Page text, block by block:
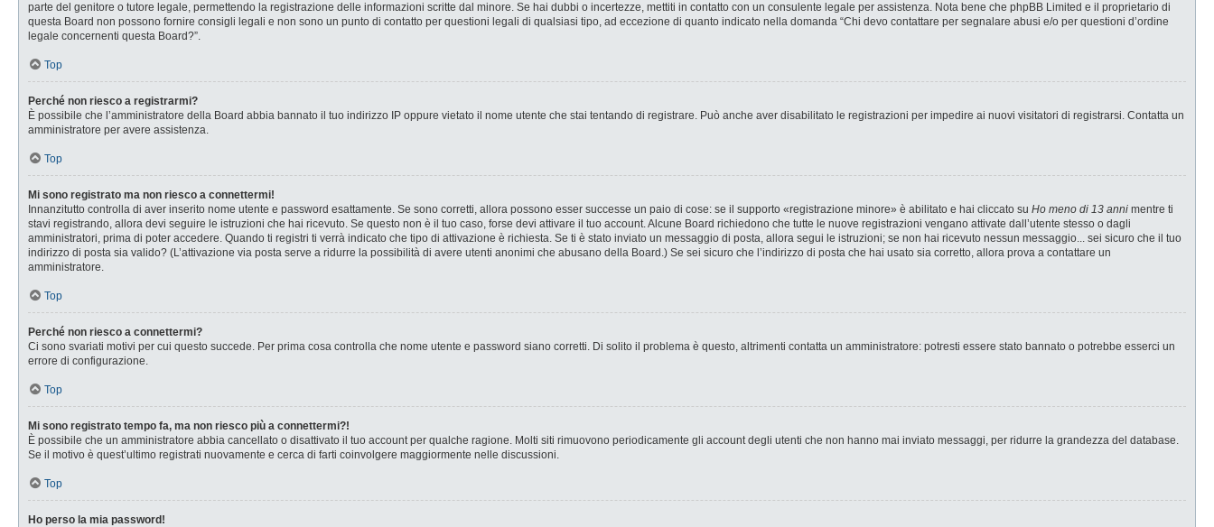
parte del genitore o tutore legale, permettendo la registrazione delle informazioni scritte dal minore. Se hai dubbi o incertezze, mettiti in contatto con un consulente legale per assistenza. Nota bene che phpBB Limited e il proprietario di
questa Board non possono fornire consigli legali e non sono un punto di contatto per questioni legali di qualsiasi tipo, ad eccezione di quanto indicato nella domanda “Chi devo contattare per segnalare abusi e/o per questioni d’ordine
legale concernenti questa Board?”.
Top
Perché non riesco a registrarmi?
È possibile che l’amministratore della Board abbia bannato il tuo indirizzo IP oppure vietato il nome utente che stai tentando di registrare. Può anche aver disabilitato le registrazioni per impedire ai nuovi visitatori di registrarsi. Contatta un
amministratore per avere assistenza.
Top
Mi sono registrato ma non riesco a connettermi!
Innanzitutto controlla di aver inserito nome utente e password esattamente. Se sono corretti, allora possono esser successe un paio di cose: se il supporto «registrazione minore» è abilitato e hai cliccato su Ho meno di 13 anni mentre ti
stavi registrando, allora devi seguire le istruzioni che hai ricevuto. Se questo non è il tuo caso, forse devi attivare il tuo account. Alcune Board richiedono che tutte le nuove registrazioni vengano attivate dall’utente stesso o dagli
amministratori, prima di poter accedere. Quando ti registri ti verrà indicato che tipo di attivazione è richiesta. Se ti è stato inviato un messaggio di posta, allora segui le istruzioni; se non hai ricevuto nessun messaggio... sei sicuro che il tuo
indirizzo di posta sia valido? (L’attivazione via posta serve a ridurre la possibilità di avere utenti anonimi che abusano della Board.) Se sei sicuro che l’indirizzo di posta che hai usato sia corretto, allora prova a contattare un
amministratore.
Top
Perché non riesco a connettermi?
Ci sono svariati motivi per cui questo succede. Per prima cosa controlla che nome utente e password siano corretti. Di solito il problema è questo, altrimenti contatta un amministratore: potresti essere stato bannato o potrebbe esserci un
errore di configurazione.
Top
Mi sono registrato tempo fa, ma non riesco più a connettermi?!
È possibile che un amministratore abbia cancellato o disattivato il tuo account per qualche ragione. Molti siti rimuovono periodicamente gli account degli utenti che non hanno mai inviato messaggi, per ridurre la grandezza del database.
Se il motivo è quest’ultimo registrati nuovamente e cerca di farti coinvolgere maggiormente nelle discussioni.
Top
Ho perso la mia password!